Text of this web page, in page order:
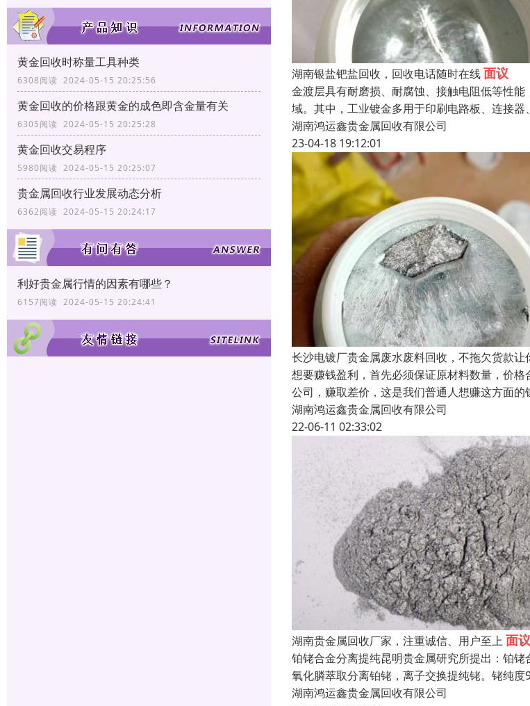
黄金回收时称量工具种类
6308阅读 2024-05-15 20:25:56
黄金回收的价格跟黄金的成色即含金量有关
6305阅读 2024-05-15 20:25:28
黄金回收交易程序
5980阅读 2024-05-15 20:25:07
贵金属回收行业发展动态分析
6362阅读 2024-05-15 20:24:17
利好贵金属行情的因素有哪些？
6157阅读 2024-05-15 20:24:41
湖南银盐钯盐回收，回收电话随时在线面议
金渡层具有耐磨损、耐腐蚀、接触电阻低等性
域。其中，工业镀金多用于印刷电路板、连接
湖南鸿运鑫贵金属回收有限公司
23-04-18 19:12:01
长沙电镀厂贵金属废水废料回收，不拖欠货款让
想要赚钱盈利，首先必须保证原材料数量，价
公司，赚取差价，这是我们普通人想赚这方面
湖南鸿运鑫贵金属回收有限公司
22-06-11 02:33:02
湖南贵金属回收厂家，注重诚信、用户至上 面议
铂铑合金分离提纯昆明贵金属研究所提出：铂
氧化膦萃取分离铂铑，离子交换提纯铑。铑纯
湖南鸿运鑫贵金属回收有限公司